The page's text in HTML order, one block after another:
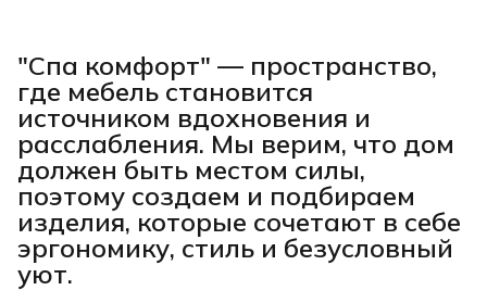
"Спа комфорт" — пространство,
где мебель становится
источником вдохновения и
расслабления. Мы верим, что дом
должен быть местом силы,
поэтому создаем и подбираем
изделия, которые сочетают в себе
эргономику, стиль и безусловный
уют.